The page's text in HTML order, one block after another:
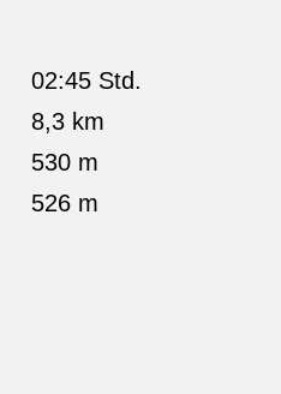
02:45 Std.
8,3 km
530 m
526 m